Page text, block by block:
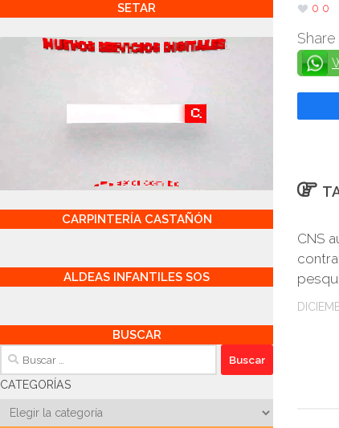
0 0
Share
CNS
SETAR
CARPINTERÍA CASTAÑÓN
ALDEAS INFANTILES SOS
BUSCAR
Buscar:
CATEGORÍAS
Categorías